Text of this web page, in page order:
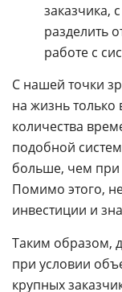
заказчика,
разделить
работе с
С нашей точки
на жизнь только
количества
подобной
больше, чем при
Помимо этого,
инвестиции и
Таким образом,
при условии
крупных